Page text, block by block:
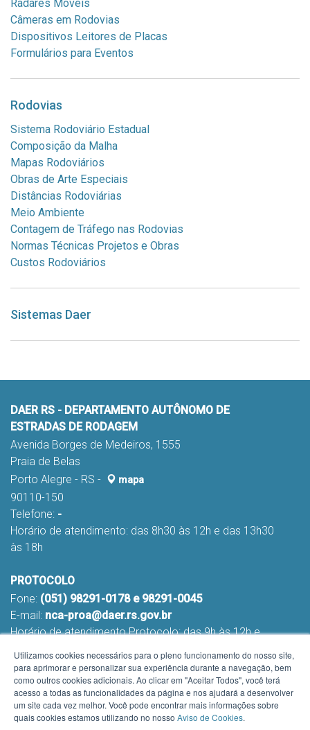
Radares Móveis
Câmeras em Rodovias
Dispositivos Leitores de Placas
Formulários para Eventos
Rodovias
Sistema Rodoviário Estadual
Composição da Malha
Mapas Rodoviários
Obras de Arte Especiais
Distâncias Rodoviárias
Meio Ambiente
Contagem de Tráfego nas Rodovias
Normas Técnicas Projetos e Obras
Custos Rodoviários
Sistemas Daer
DAER RS - DEPARTAMENTO AUTÔNOMO DE
ESTRADAS DE RODAGEM
Avenida Borges de Medeiros, 1555
Praia de Belas
Porto Alegre - RS -
mapa
90110-150
Telefone: -
Horário de atendimento: das 8h30 às 12h e das 13h30
às 18h
PROTOCOLO
Fone: (051) 98291-0178 e 98291-0045
E-mail: nca-proa@daer.rs.gov.br
Horário de atendimento Protocolo: das 9h às 12h e
Utilizamos cookies necessários para o pleno funcionamento do nosso site,
para aprimorar e personalizar sua experiência durante a navegação, bem
como outros cookies adicionais. Ao clicar em "Aceitar Todos", você terá
acesso a todas as funcionalidades da página e nos ajudará a desenvolver
um site cada vez melhor. Você pode encontrar mais informações sobre
quais cookies estamos utilizando no nosso Aviso de Cookies.